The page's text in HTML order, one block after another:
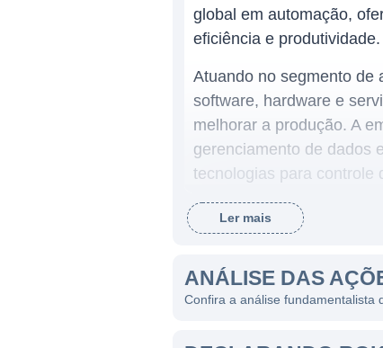
global em automação,
eficiência e produtividade.
Atuando no segmento de
software, hardware e
melhorar a produção. A
gerenciamento de dados
tecnologias para controle
digitalização das indústrias.
A Rockwell Automation
bebidas, farmacêutica,
Ler mais
ANÁLISE DAS
Confira a análise fundamentalista